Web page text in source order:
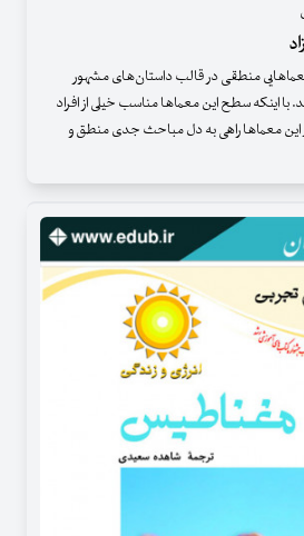
منطقی در قالب داستان‌های مشهور
با اینکه سطح این معماها مناسب خیلی از افراد
این معماها راهی به دل مباحث جدی منطق و